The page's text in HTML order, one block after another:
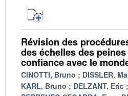
Révision des
des échelles des
confiance avec le
CINOTTI, Bruno
DISSLER,
KARL, Bruno
DELZANT, Eric